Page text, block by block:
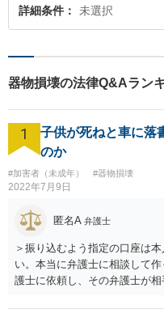
詳細条件 未選択
器物損壊の法律Q&Aラン
1
子供が死ねと車に落
のか
#加害者（未成年） #器物損壊
2022年7月9日
匿名A 弁護士
＞振り込むよう指定の口座は
い。本当に弁護士に相談して
護士に依頼し、その弁護士が
るかと思いますが、「弁護士